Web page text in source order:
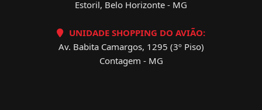
Estoril, Belo Horizonte - MG
UNIDADE SHOPPING DO AVIÃO:
Av. Babita Camargos, 1295 (3º Piso)
Contagem - MG